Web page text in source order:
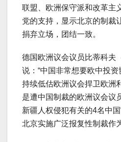
联盟、欧洲保守派和改革主
党的支持，显示北京的制裁
捐弃立场，团结一致。
德国欧洲议会议员比蒂科夫
说：“中国非常想要欧中投
持续低估欧洲议会捍卫欧洲
是遭中国制裁的欧洲议会议
新疆人权侵犯有关的4名中
北京实施广泛报复性制裁作